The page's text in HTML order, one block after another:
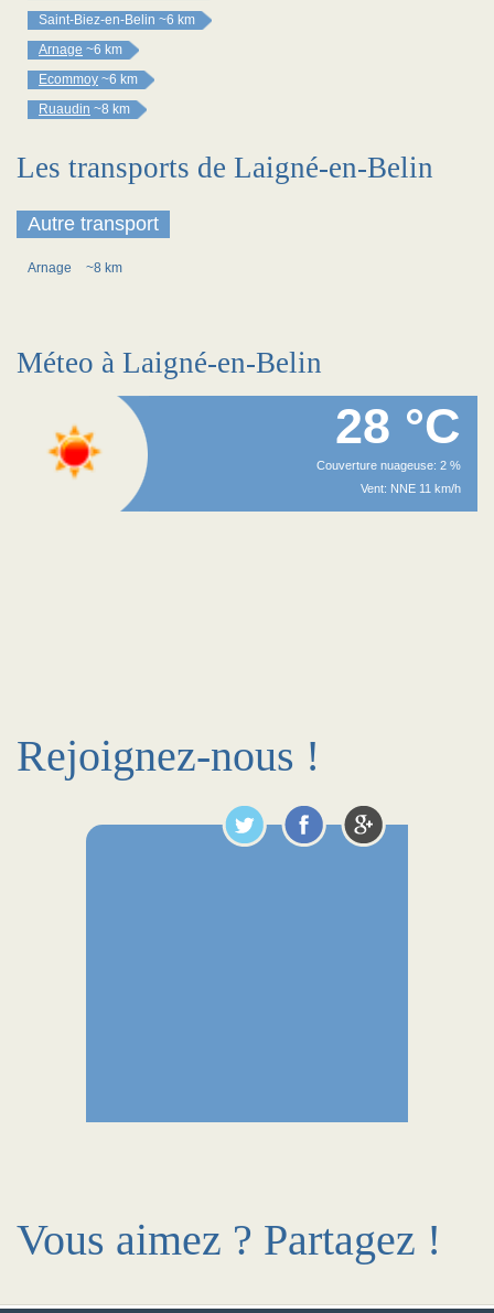
Saint-Biez-en-Belin ~6 km
Arnage ~6 km
Ecommoy ~6 km
Ruaudin ~8 km
Les transports de Laigné-en-Belin
Autre transport
Arnage ~8 km
Méteo à Laigné-en-Belin
28 °C
Couverture nuageuse: 2 %
Vent: NNE 11 km/h
Rejoignez-nous !
Vous aimez ? Partagez !